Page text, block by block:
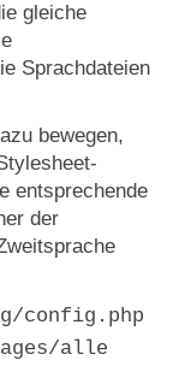
gleiche
Sprachdateien
bewegen,
entsprechende
der
config.php
alle